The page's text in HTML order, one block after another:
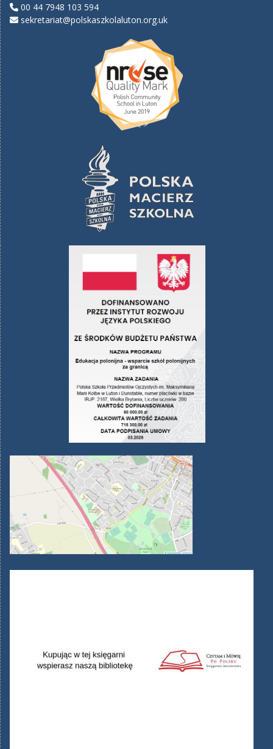
00 44 7948 103 594
sekretariat@polskaszkolaluton.org.uk